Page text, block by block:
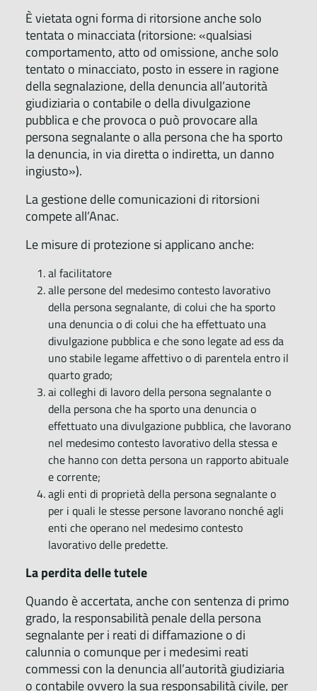
È vietata ogni forma di ritorsione anche solo
tentata o minacciata (ritorsione: «qualsiasi
comportamento, atto od omissione, anche solo
tentato o minacciato, posto in essere in ragione
della segnalazione, della denuncia all’autorità
giudiziaria o contabile o della divulgazione
pubblica e che provoca o può provocare alla
persona segnalante o alla persona che ha sporto
la denuncia, in via diretta o indiretta, un danno
ingiusto»).
La gestione delle comunicazioni di ritorsioni
compete all’Anac.
Le misure di protezione si applicano anche:
al facilitatore
alle persone del medesimo contesto lavorativo
della persona segnalante, di colui che ha sporto
una denuncia o di colui che ha effettuato una
divulgazione pubblica e che sono legate ad ess da
uno stabile legame affettivo o di parentela entro il
quarto grado;
ai colleghi di lavoro della persona segnalante o
della persona che ha sporto una denuncia o
effettuato una divulgazione pubblica, che lavorano
nel medesimo contesto lavorativo della stessa e
che hanno con detta persona un rapporto abituale
e corrente;
agli enti di proprietà della persona segnalante o
per i quali le stesse persone lavorano nonché agli
enti che operano nel medesimo contesto
lavorativo delle predette.
La perdita delle tutele
Quando è accertata, anche con sentenza di primo
grado, la responsabilità penale della persona
segnalante per i reati di diffamazione o di
calunnia o comunque per i medesimi reati
commessi con la denuncia all’autorità giudiziaria
o contabile ovvero la sua responsabilità civile, per